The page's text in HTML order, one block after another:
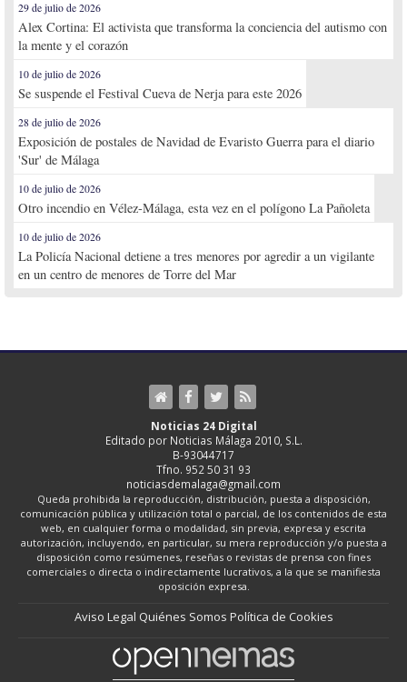
29 de julio de 2026
Alex Cortina: El activista que transforma la conciencia del autismo con
la mente y el corazón
10 de julio de 2026
Se suspende el Festival Cueva de Nerja para este 2026
28 de julio de 2026
Exposición de postales de Navidad de Evaristo Guerra para el diario
'Sur' de Málaga
10 de julio de 2026
Otro incendio en Vélez-Málaga, esta vez en el polígono La Pañoleta
10 de julio de 2026
La Policía Nacional detiene a tres menores por agredir a un vigilante
en un centro de menores de Torre del Mar
Noticias 24 Digital
Editado por Noticias Málaga 2010, S.L.
B-93044717
Tfno. 952 50 31 93
noticiasdemalaga@gmail.com
Queda prohibida la reproducción, distribución, puesta a disposición,
comunicación pública y utilización total o parcial, de los contenidos de esta
web, en cualquier forma o modalidad, sin previa, expresa y escrita
autorización, incluyendo, en particular, su mera reproducción y/o puesta a
disposición como resúmenes, reseñas o revistas de prensa con fines
comerciales o directa o indirectamente lucrativos, a la que se manifiesta
oposición expresa.
Aviso Legal Quiénes Somos Política de Cookies